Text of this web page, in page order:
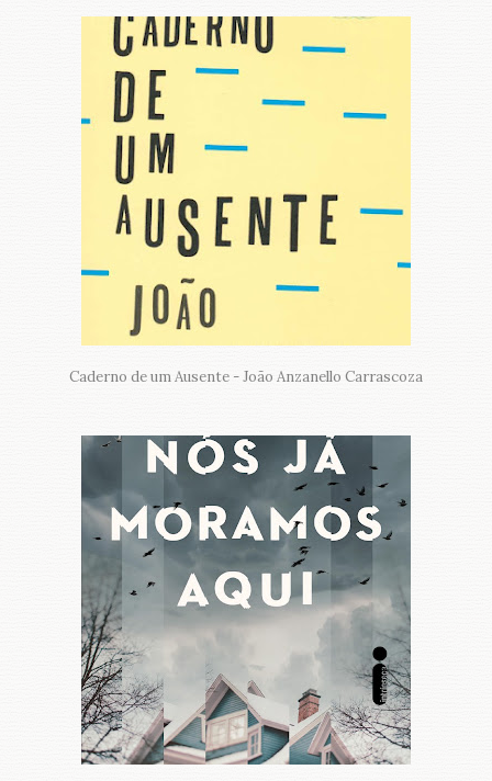
Caderno de um Ausente - João Anzanello Carrascoza